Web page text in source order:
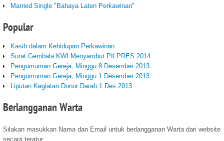
Married Single "Bahaya Laten Perkawinan"
Popular
Kasih dalam Kehidupan Perkawinan
Surat Gembala KWI Menyambut PILPRES 2014
Pengumuman Gereja, Minggu 8 Desember 2013
Pengumuman Gereja, Minggu 1 Desember 2013
Liputan Kegiatan Donor Darah 1 Des 2013
Berlangganan Warta
Silakan masukkan Nama dan Email untuk berlangganan Warta dari website
secara teratur.